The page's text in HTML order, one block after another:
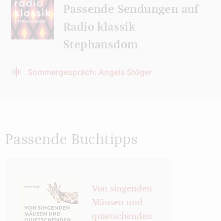
Passende Sendungen auf
Radio klassik
Stephansdom
Sommergespräch: Angela Stöger
Passende Buchtipps
Von singenden
Mäusen und
quietschenden